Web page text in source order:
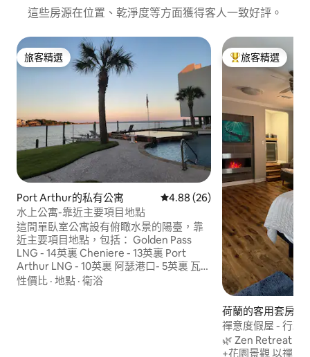
這些房源在位置、乾淨度等方面獲得客人一致好評。
旅客精選
旅客精選
Port Arthur的私有公寓 從 26 則評價中獲得 4.88 的平均
4.88 (26)
水上公寓-靠近主要項目地點
這間單臥室公寓設有俯瞰水景的陽臺，靠
近主要項目地點，包括： Golden Pass
LNG - 14英裏 Cheniere - 13英裏 Port
Arthur LNG - 10英裏 阿瑟港口- 5英裏 瓦萊
羅- 4.5英裏 Motiva - 7英裏 Chevron
性價比 · 地點 · 衛浴
旅客精選榜首
旅客精選
荷蘭的客用套房
禪意度假屋 - 行政
🌿 Zen Retreat |
+花園景觀 以禪意